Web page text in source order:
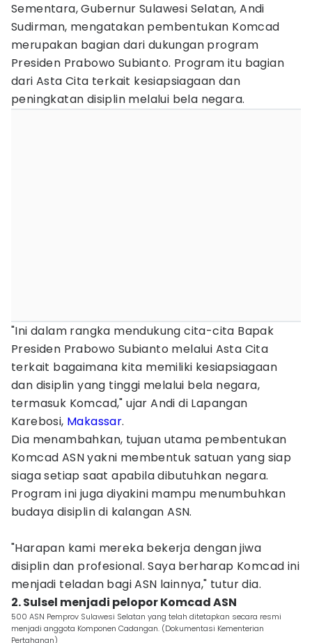
Sementara, Gubernur Sulawesi Selatan, Andi
Sudirman, mengatakan pembentukan Komcad
merupakan bagian dari dukungan program
Presiden Prabowo Subianto. Program itu bagian
dari Asta Cita terkait kesiapsiagaan dan
peningkatan disiplin melalui bela negara.
"Ini dalam rangka mendukung cita-cita Bapak
Presiden Prabowo Subianto melalui Asta Cita
terkait bagaimana kita memiliki kesiapsiagaan
dan disiplin yang tinggi melalui bela negara,
termasuk Komcad," ujar Andi di Lapangan
Karebosi, Makassar.
Dia menambahkan, tujuan utama pembentukan
Komcad ASN yakni membentuk satuan yang siap
siaga setiap saat apabila dibutuhkan negara.
Program ini juga diyakini mampu menumbuhkan
budaya disiplin di kalangan ASN.
"Harapan kami mereka bekerja dengan jiwa
disiplin dan profesional. Saya berharap Komcad ini
menjadi teladan bagi ASN lainnya," tutur dia.
2. Sulsel menjadi pelopor Komcad ASN
500 ASN Pemprov Sulawesi Selatan yang telah ditetapkan secara resmi
menjadi anggota Komponen Cadangan. (Dokumentasi Kementerian
Pertahanan)